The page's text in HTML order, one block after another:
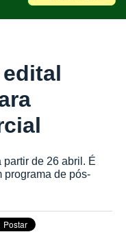
partir de 26 abril. É
programa de pós-